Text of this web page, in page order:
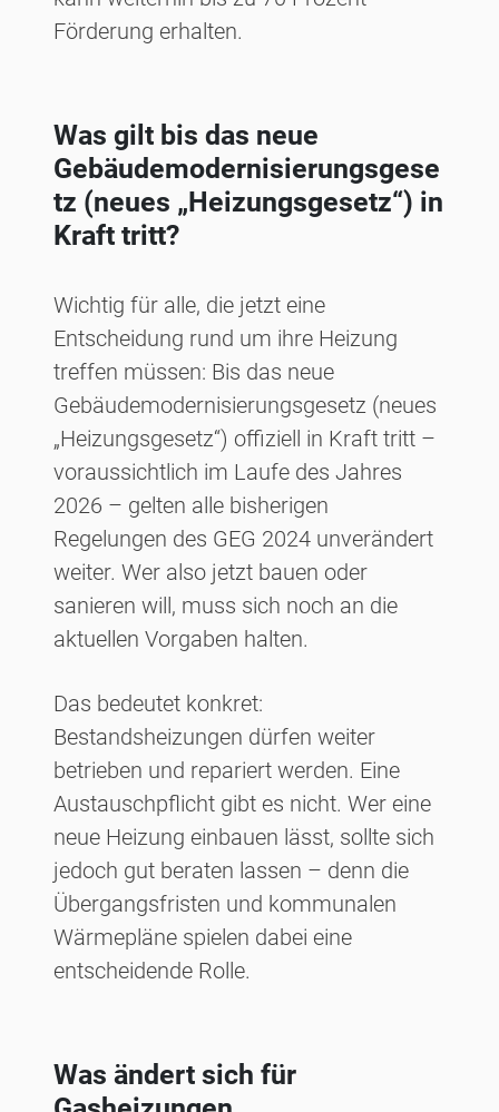
Förderung erhalten.
Was gilt bis das neue
Gebäudemodernisierungsgese
tz (neues „Heizungsgesetz“) in
Kraft tritt?
Wichtig für alle, die jetzt eine
Entscheidung rund um ihre Heizung
treffen müssen: Bis das neue
Gebäudemodernisierungsgesetz (neues
„Heizungsgesetz“) offiziell in Kraft tritt –
voraussichtlich im Laufe des Jahres
2026 – gelten alle bisherigen
Regelungen des GEG 2024 unverändert
weiter. Wer also jetzt bauen oder
sanieren will, muss sich noch an die
aktuellen Vorgaben halten.
Das bedeutet konkret:
Bestandsheizungen dürfen weiter
betrieben und repariert werden. Eine
Austauschpflicht gibt es nicht. Wer eine
neue Heizung einbauen lässt, sollte sich
jedoch gut beraten lassen – denn die
Übergangsfristen und kommunalen
Wärmepläne spielen dabei eine
entscheidende Rolle.
Was ändert sich für